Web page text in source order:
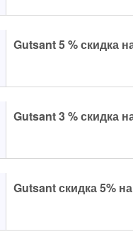
Gutsant 5 % скидка
Gutsant 3 % скидка
Gutsant скидка 5%